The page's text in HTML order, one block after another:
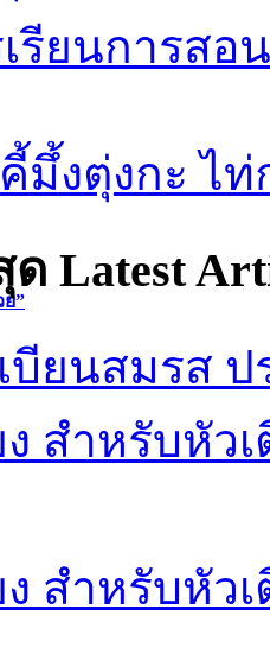
ย”
รียนการส
มึ้งตุ่งกะ ไ
ด Latest
ยนสมรส ป
สำหรับหัว
สำหรับหัว